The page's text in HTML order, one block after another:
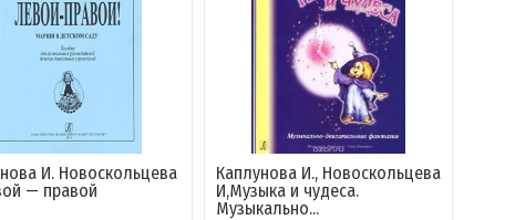
И. Новоскольцева
— правой
Каплунова И., Новоскольцева
И,Музыка и чудеса.
Музыкально...